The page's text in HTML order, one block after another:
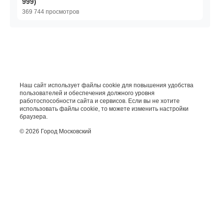
999)
369 744 просмотров
Наш сайт использует файлы cookie для повышения удобства
пользователей и обеспечения должного уровня
работоспособности сайта и сервисов. Если вы не хотите
использовать файлы cookie, то можете изменить настройки
браузера.
© 2026 Город Московский